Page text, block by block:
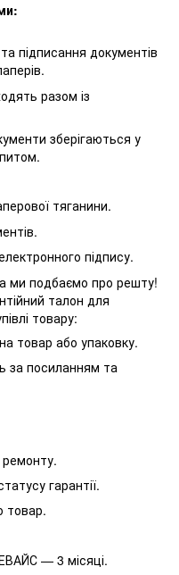
підписання документів
разом із
зберігаються у
тяганини.
підпису.
ми подбаємо про решту!
талон для
товару:
товар або упаковку.
за посиланням та
ремонту.
гарантії.
товар.
— 3 місяці.